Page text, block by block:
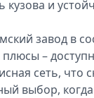
кузова и
завод в
–
сеть, что
выбор,